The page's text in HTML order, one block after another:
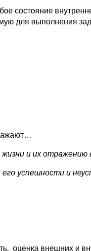
состояние
для выполнения
и их отражению
его успешности и
оценка внешних и